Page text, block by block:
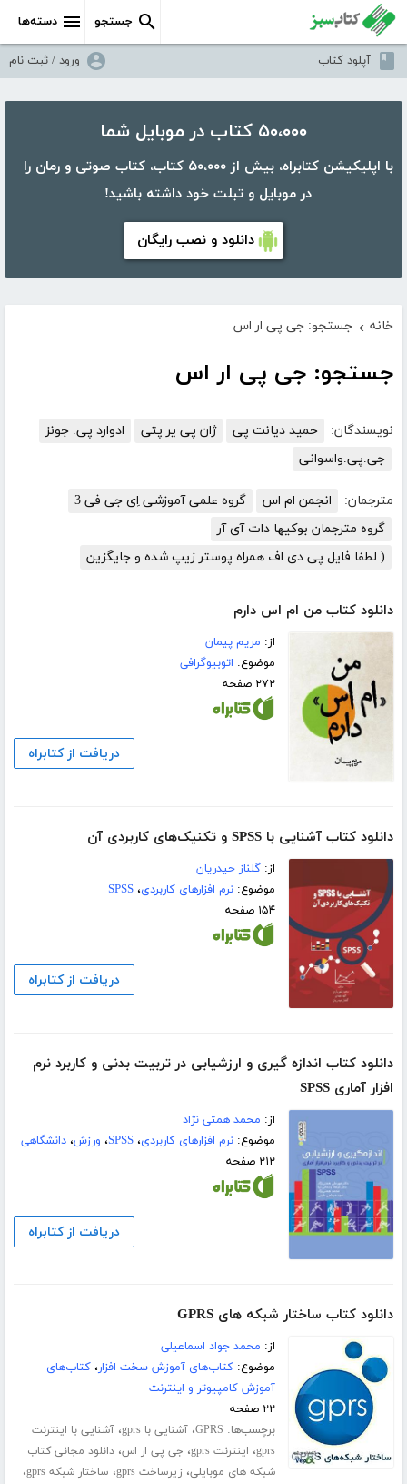
دسته‌ها جستجو
آپلود کتاب ورود / ثبت نام
۵۰،۰۰۰ کتاب در موبایل شما
با اپلیکیشن کتابراه، بیش از ۵۰،۰۰۰ کتاب، کتاب صوتی و رمان را
در موبایل و تبلت خود داشته باشید!
دانلود و نصب رایگان
خانه › جستجو: جی پی ار اس
جستجو: جی پی ار اس
نویسندگان: حمید دیانت پی ژان پی یر پتی
ادوارد پی. جونز
جی.پی.واسوانی
مترجمان: انجمن ام اس
گروه علمی آموزشی اِی جی فی 3
گروه مترجمان بوکیها دات آی آر
( لطفا فایل پی دی اف همراه پوستر زیپ شده و جایگزین
دانلود کتاب من ام اس دارم
از: مریم پیمان
موضوع: اتوبیوگرافی
۲۷۲ صفحه
دریافت از کتابراه
دانلود کتاب آشنایی با SPSS و تکنیک‌های کاربردی آن
از:گلناز حیدریان
موضوع:نرم افزارهای کاربردی،SPSS
۱۵۴ صفحه
دریافت از کتابراه
دانلود کتاب اندازه گیری و ارزشیابی در تربیت بدنی و کاربرد نرم
افزار آماری SPSS
از: محمد همتی نژاد
موضوع:نرم افزارهای کاربردی،SPSS، ورزش،دانشگاهی
۲۱۲ صفحه
دریافت از کتابراه
دانلود کتاب ساختار شبکه های GPRS
از: محمد جواد اسماعیلی
موضوع:کتاب‌های آموزش سخت افزار،کتاب‌های
آموزش کامپیوتر و اینترنت
۲۲ صفحه
برچسب‌ها: GPRS،آشنایی با gprs ،آشنایی با اینترنت
gprs، اینترنت gprs ، جی پی ار اس،دانلود مجانی کتاب
شبکه های موبایلی، زیرساخت gprs ، ساختار شبکه gprs ،